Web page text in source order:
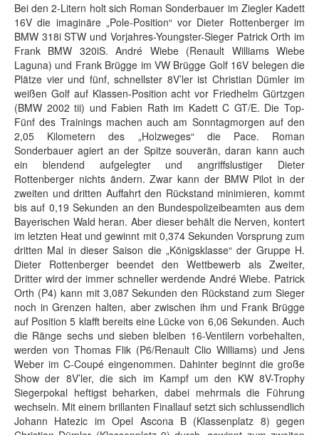
Bei den 2-Litern holt sich Roman Sonderbauer im Ziegler Kadett
16V die imaginäre „Pole-Position“ vor Dieter Rottenberger im
BMW 318i STW und Vorjahres-Youngster-Sieger Patrick Orth im
Frank BMW 320iS. André Wiebe (Renault Williams Wiebe
Laguna) und Frank Brügge im VW Brügge Golf 16V belegen die
Plätze vier und fünf, schnellster 8V’ler ist Christian Dümler im
weißen Golf auf Klassen-Position acht vor Friedhelm Gürtzgen
(BMW 2002 tii) und Fabien Rath im Kadett C GT/E. Die Top-
Fünf des Trainings machen auch am Sonntagmorgen auf den
2,05 Kilometern des „Holzweges“ die Pace. Roman
Sonderbauer agiert an der Spitze souverän, daran kann auch
ein blendend aufgelegter und angriffslustiger Dieter
Rottenberger nichts ändern. Zwar kann der BMW Pilot in der
zweiten und dritten Auffahrt den Rückstand minimieren, kommt
bis auf 0,19 Sekunden an den Bundespolizeibeamten aus dem
Bayerischen Wald heran. Aber dieser behält die Nerven, kontert
im letzten Heat und gewinnt mit 0,374 Sekunden Vorsprung zum
dritten Mal in dieser Saison die „Königsklasse“ der Gruppe H.
Dieter Rottenberger beendet den Wettbewerb als Zweiter,
Dritter wird der immer schneller werdende André Wiebe. Patrick
Orth (P4) kann mit 3,087 Sekunden den Rückstand zum Sieger
noch in Grenzen halten, aber zwischen ihm und Frank Brügge
auf Position 5 klafft bereits eine Lücke von 6,06 Sekunden. Auch
die Ränge sechs und sieben bleiben 16-Ventilern vorbehalten,
werden von Thomas Flik (P6/Renault Clio Williams) und Jens
Weber im C-Coupé eingenommen. Dahinter beginnt die große
Show der 8V’ler, die sich im Kampf um den KW 8V-Trophy
Siegerpokal heftigst beharken, dabei mehrmals die Führung
wechseln. Mit einem brillanten Finallauf setzt sich schlussendlich
Johann Hatezic im Opel Ascona B (Klassenplatz 8) gegen